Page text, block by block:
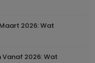
2026: Wat
Vanaf 2026: Wat